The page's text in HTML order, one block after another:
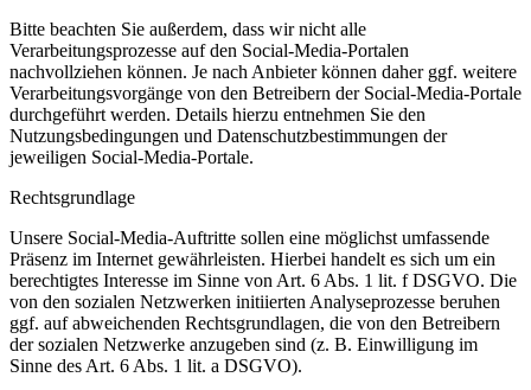
Bitte beachten Sie außerdem, dass wir nicht alle
Verarbeitungsprozesse auf den Social-Media-Portalen
nachvollziehen können. Je nach Anbieter können daher ggf. weitere
Verarbeitungsvorgänge von den Betreibern der Social-Media-Portale
durchgeführt werden. Details hierzu entnehmen Sie den
Nutzungsbedingungen und Datenschutzbestimmungen der
jeweiligen Social-Media-Portale.
Rechtsgrundlage
Unsere Social-Media-Auftritte sollen eine möglichst umfassende
Präsenz im Internet gewährleisten. Hierbei handelt es sich um ein
berechtigtes Interesse im Sinne von Art. 6 Abs. 1 lit. f DSGVO. Die
von den sozialen Netzwerken initiierten Analyseprozesse beruhen
ggf. auf abweichenden Rechtsgrundlagen, die von den Betreibern
der sozialen Netzwerke anzugeben sind (z. B. Einwilligung im
Sinne des Art. 6 Abs. 1 lit. a DSGVO).